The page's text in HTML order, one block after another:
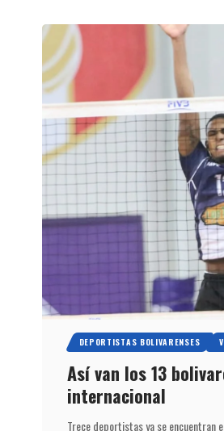
DEPORTISTAS BOLIVARENSES
Así van los 13
internacional
Trece deportistas ya se encuentran